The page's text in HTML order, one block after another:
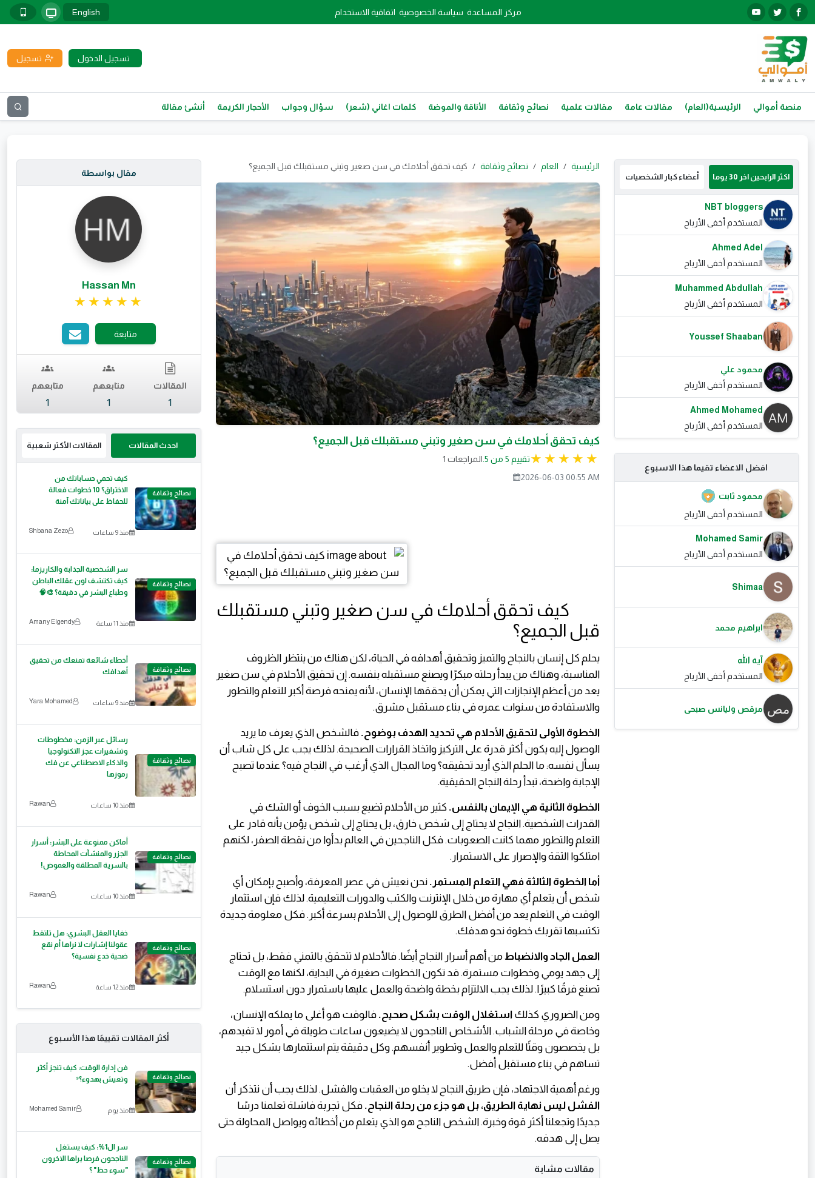
مركز المساعدة سياسة الخصوصية اتفاقية الاستخدام English
تسجيل الدخول تسجيل
منصة أموالي الرئيسية(العام) مقالات عامة مقالات علمية نصائح وثقافة الأناقة والموضة كلمات اغاني (شعر) سؤال وجواب الأحجار الكريمة أنشئ مقالة
اكثر الرابحين اخر 30 يوما أعضاء كبار الشخصيات
NBT bloggers
المستخدم أخفى الأرباح
Ahmed Adel
المستخدم أخفى الأرباح
Muhammed Abdullah
المستخدم أخفى الأرباح
Youssef Shaaban
محمود علي
المستخدم أخفى الأرباح
Ahmed Mohamed
المستخدم أخفى الأرباح
افضل الاعضاء تقيما هذا الاسبوع
محمود ثابت
المستخدم أخفى الأرباح
Mohamed Samir
المستخدم أخفى الأرباح
Shimaa
ابراهيم محمد
آية الله
المستخدم أخفى الأرباح
مرقص وليانس صبحى
الرئيسية العام نصائح وثقافة كيف تحقق أحلامك في سن صغير وتبني مستقبلك قبل الجميع؟
كيف تحقق أحلامك في سن صغير وتبني مستقبلك قبل الجميع؟
تقييم 5 من 5.
1 المراجعات
2026-06-03 00:55 AM
كيف تحقق أحلامك في سن صغير وتبني مستقبلك
قبل الجميع؟
يحلم كل إنسان بالنجاح والتميز وتحقيق أهدافه في الحياة، لكن هناك من ينتظر الظروف
المناسبة، وهناك من يبدأ رحلته مبكرًا ويصنع مستقبله بنفسه. إن تحقيق الأحلام في سن صغير
يعد من أعظم الإنجازات التي يمكن أن يحققها الإنسان، لأنه يمنحه فرصة أكبر للتعلم والتطور
والاستفادة من سنوات عمره في بناء مستقبل مشرق.
الخطوة الأولى لتحقيق الأحلام هي تحديد الهدف بوضوح. فالشخص الذي يعرف ما يريد
الوصول إليه يكون أكثر قدرة على التركيز واتخاذ القرارات الصحيحة. لذلك يجب على كل شاب أن
يسأل نفسه: ما الحلم الذي أريد تحقيقه؟ وما المجال الذي أرغب في النجاح فيه؟ عندما تصبح
الإجابة واضحة، تبدأ رحلة النجاح الحقيقية.
الخطوة الثانية هي الإيمان بالنفس. كثير من الأحلام تضيع بسبب الخوف أو الشك في
القدرات الشخصية. النجاح لا يحتاج إلى شخص خارق، بل يحتاج إلى شخص يؤمن بأنه قادر على
التعلم والتطور مهما كانت الصعوبات. فكل الناجحين في العالم بدأوا من نقطة الصفر، لكنهم
امتلكوا الثقة والإصرار على الاستمرار.
أما الخطوة الثالثة فهي التعلم المستمر. نحن نعيش في عصر المعرفة، وأصبح بإمكان أي
شخص أن يتعلم أي مهارة من خلال الإنترنت والكتب والدورات التعليمية. لذلك فإن استثمار
الوقت في التعلم يعد من أفضل الطرق للوصول إلى الأحلام بسرعة أكبر. فكل معلومة جديدة
تكتسبها تقربك خطوة نحو هدفك.
العمل الجاد والانضباطمن أهم أسرار النجاح أيضًا. فالأحلام لا تتحقق بالتمني فقط، بل تحتاج
إلى جهد يومي وخطوات مستمرة. قد تكون الخطوات صغيرة في البداية، لكنها مع الوقت
تصنع فرقًا كبيرًا. لذلك يجب الالتزام بخطة واضحة والعمل عليها باستمرار دون استسلام.
ومن الضروري كذلكاستغلال الوقت بشكل صحيح. فالوقت هو أغلى ما يملكه الإنسان،
وخاصة في مرحلة الشباب. الأشخاص الناجحون لا يضيعون ساعات طويلة في أمور لا تفيدهم،
بل يخصصون وقتًا للتعلم والعمل وتطوير أنفسهم. وكل دقيقة يتم استثمارها بشكل جيد
تساهم في بناء مستقبل أفضل.
ورغم أهمية الاجتهاد، فإن طريق النجاح لا يخلو من العقبات والفشل. لذلك يجب أن نتذكر أن
الفشل ليس نهاية الطريق، بل هو جزء من رحلة النجاح. فكل تجربة فاشلة تعلمنا درسًا
جديدًا وتجعلنا أكثر قوة وخبرة. الشخص الناجح هو الذي يتعلم من أخطائه ويواصل المحاولة حتى
يصل إلى هدفه.
مقالات مشابة
مقال بواسطة
Hassan Mn
تقييم 5 من 5.
متابعة
المقالات
1
متابعهم
1
متابعهم
1
احدث المقالات المقالات الأكثر شعبية
نصائح وثقافة
كيف تحمي حساباتك من
الاختراق؟ 10 خطوات فعالة
للحفاظ على بياناتك آمنة
منذ 9 ساعات Shbana Zezo
نصائح وثقافة
سر الشخصية الجذابة والكاريزما:
كيف تكتشف لون عقلك الباطن
وطباع البشر في دقيقة؟ 🎨🧠
منذ 11 ساعة Amany Elgendy
نصائح وثقافة
أخطاء شائعة تمنعك من تحقيق
أهدافك
منذ 9 ساعات Yara Mohamed
نصائح وثقافة
رسائل عبر الزمن: مخطوطات
وتشفيرات عجز التكنولوجيا
والذكاء الاصطناعي عن فك
رموزها
منذ 10 ساعات Rawan
نصائح وثقافة
أماكن ممنوعة على البشر: أسرار
الجزر والمنشآت المحاطة
بالسرية المطلقة والغموض!
منذ 10 ساعات Rawan
نصائح وثقافة
خفايا العقل البشري: هل تلتقط
عقولنا إشارات لا نراها أم نقع
ضحية خدع نفسية؟
منذ 12 ساعة Rawan
أكثر المقالات تقييمًا هذا الأسبوع
نصائح وثقافة
فن إدارة الوقت: كيف تنجز أكثر
وتعيش بهدوء؟⁹
منذ يوم Mohamed Samir
نصائح وثقافة
سر ال1%: كيف يستغل
الناجحون فرصا يراها الاخرون
"سوء حظ" ؟